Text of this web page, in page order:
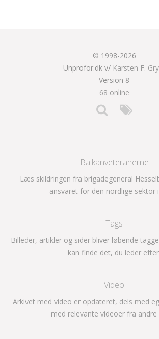
© 1998-2026
Unprofor.dk v/ Karsten F.
Version 8
68 online
Balkanveteranerne
Læs skildringen fra brigadegeneral
ansvaret for den nordlige sektor
Tags
Billeder, artikler og sider bliver løbende
kan finde det, du leder
Video
Arkivet med video er opdateret, dels med
med relevante videoer fra andre